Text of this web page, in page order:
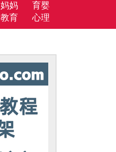
妈妈
育婴
教育
心理